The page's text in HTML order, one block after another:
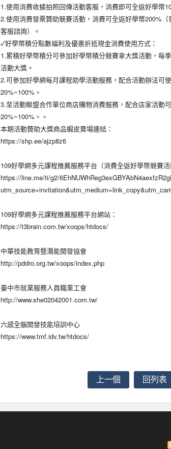
1.使用消費收據拍照回傳活動客服，消費即可全返好學幣
2.使用消費發票贊助競賽活動，消費可全返好學幣200%
客服諮詢）。
✓好學幣積分點數福利及優惠折抵現金消費使用方式：
1.累積好學幣積分可參加好學幣積分競賽拿大獎活動，每
活動大獎。
2.可參加好學網每月課程助學活動服務，配合活動辦法可
20%~100%。
3.至活動聯盟合作單位商店購物消費服務，配合店家活動
20%~100%。。
本期活動贊助大獎商品蝦皮賣場連結：
https://shp.ee/ajzp8z6
109好學網多元課程推薦服務平台（消費全返好學幣競賽活
https://line.me/ti/g2/
109好學網多元課程推薦服務平台網站：
https://t3brain.com.tw/xoops/htdocs/
中華技能教育暨潛能開發協會
http://pddro.org.tw/xoops/index.php
臺中市就業服務人員職業工會
http://www.she02042001.com.tw/
六感全腦開發技能培訓中心
https://www.tmf.idv.tw/htdocs/
上一個 回列表